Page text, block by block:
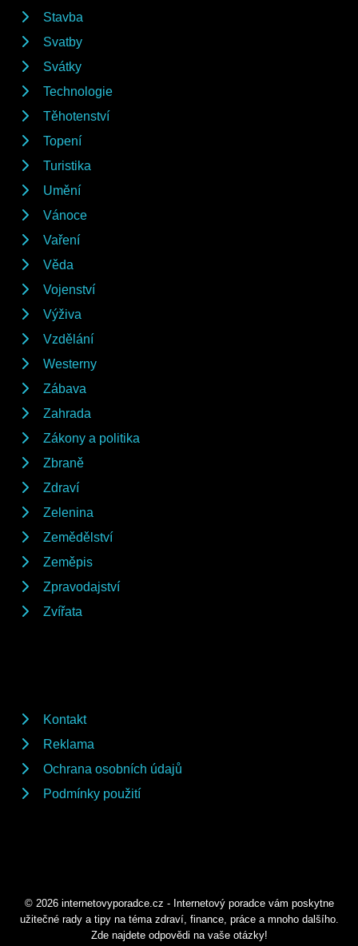
Stavba
Svatby
Svátky
Technologie
Těhotenství
Topení
Turistika
Umění
Vánoce
Vaření
Věda
Vojenství
Výživa
Vzdělání
Westerny
Zábava
Zahrada
Zákony a politika
Zbraně
Zdraví
Zelenina
Zemědělství
Zeměpis
Zpravodajství
Zvířata
Kontakt
Reklama
Ochrana osobních údajů
Podmínky použití
© 2026 internetovyporadce.cz - Internetový poradce vám poskytne
užitečné rady a tipy na téma zdraví, finance, práce a mnoho dalšího.
Zde najdete odpovědi na vaše otázky!